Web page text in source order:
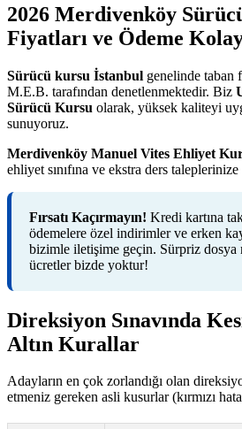
2026 Merdivenköy
Fiyatları ve Ödeme
Sürücü kursu İstanbul genelinde taban
M.E.B. tarafından denetlenmektedir. Biz
Sürücü Kursu olarak, yüksek kaliteyi
sunuyoruz.
Merdivenköy Manuel Vites Ehliyet
ehliyet sınıfına ve ekstra ders
Fırsatı Kaçırmayın! Kredi kartına
ödemelere özel indirimler ve erken
bizimle iletişime geçin. Sürpriz dosya
ücretler bizde yoktur!
Direksiyon Sınavında
Altın Kurallar
Adayların en çok zorlandığı olan
etmeniz gereken asli kusurlar (kırmızı